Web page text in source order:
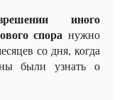
иного
спора нужно
со дня, когда
были узнать о